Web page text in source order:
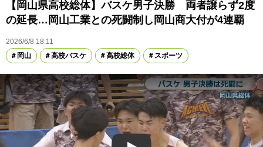
【岡山県高校総体】バスケ男子決勝 両者譲らず2度
の延長…岡山工業との死闘制し岡山商大付が4連覇
2026/6/8 18:11
岡山
高校バスケ 高校総体 スポーツ